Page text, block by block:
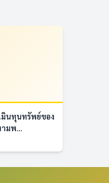
มินทุนทรัพย์ของ
มพ...